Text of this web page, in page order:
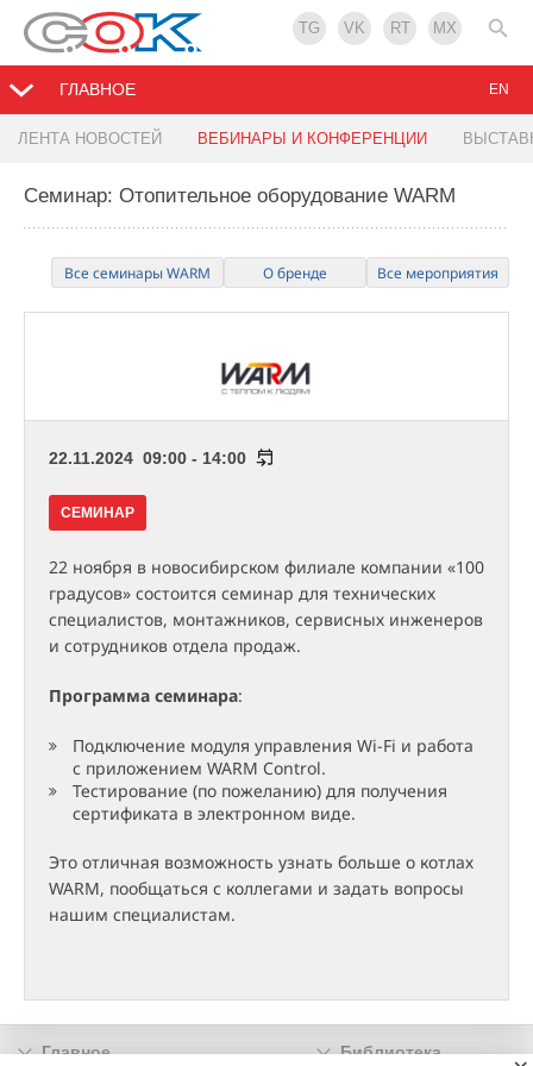
TG VK RT MX
ГЛАВНОЕ
ЛЕНТА НОВОСТЕЙ ВЕБИНАРЫ И КОНФЕРЕНЦИИ
EN
Семинар: Отопительное оборудование WARM
Все семинары WARM О бренде Все мероприятия
22.11.2024 09:00 - 14:00
СЕМИНАР
22 ноября в новосибирском филиале компании «100
градусов» состоится семинар для технических
специалистов, монтажников, сервисных инженеров
и сотрудников отдела продаж.
Программа семинара:
Подключение модуля управления Wi-Fi и работа
с приложением WARM Control.
Тестирование (по пожеланию) для получения
сертификата в электронном виде.
Это отличная возможность узнать больше о котлах
WARM, пообщаться с коллегами и задать вопросы
нашим специалистам.
Главное Библиотека